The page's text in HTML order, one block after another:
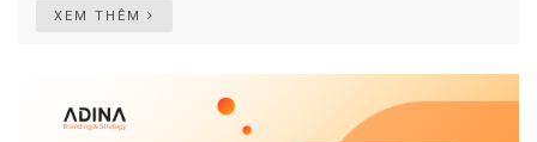
XEM THÊM